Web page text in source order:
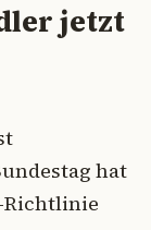
jetzt
hat
Richtlinie